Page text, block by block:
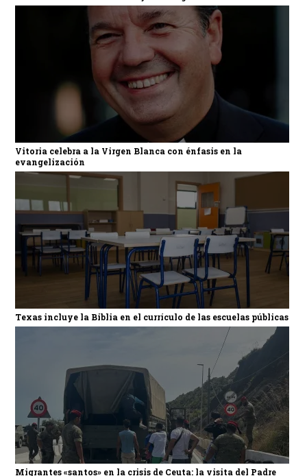
Vitoria celebra a la Virgen Blanca con énfasis en la
evangelización
Texas incluye la Biblia en el currículo de las escuelas públicas
Migrantes «santos» en la crisis de Ceuta: la visita del Padre